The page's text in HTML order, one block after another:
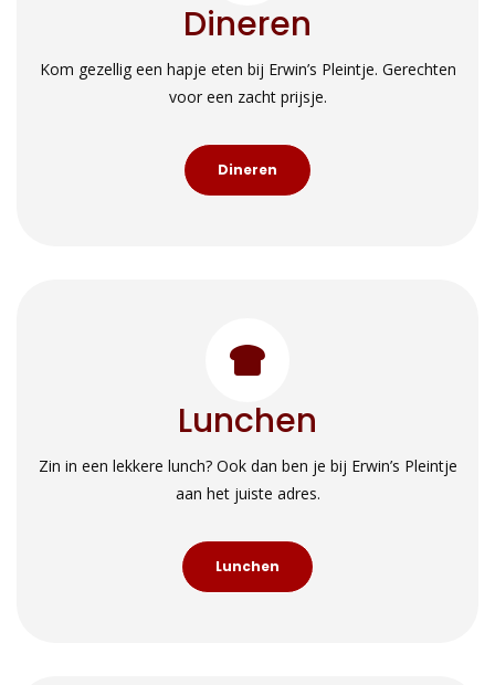
Dineren
Kom gezellig een hapje eten bij Erwin’s Pleintje. Gerechten
voor een zacht prijsje.
Dineren
Lunchen
Zin in een lekkere lunch? Ook dan ben je bij Erwin’s Pleintje
aan het juiste adres.
Lunchen